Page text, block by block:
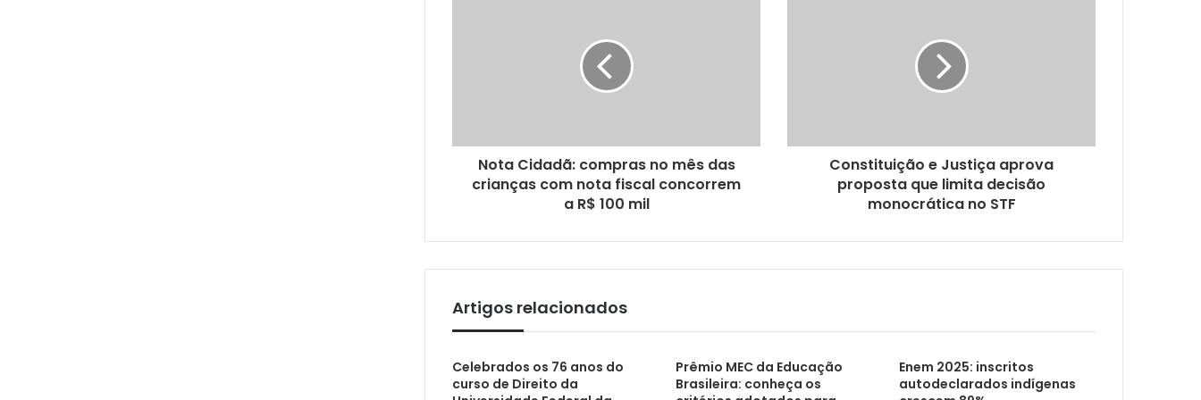
ALPB aprova projeto de prevenção à dependência digital infantil nas escolas
Nota Cidadã: compras no mês das
crianças com nota fiscal concorrem
a R$ 100 mil
Constituição e Justiça aprova
proposta que limita decisão
monocrática no STF
Artigos relacionados
Celebrados os 76 anos do
curso de Direito da
Prêmio MEC da Educação
Brasileira: conheça os
Enem 2025: inscritos
autodeclarados indígenas